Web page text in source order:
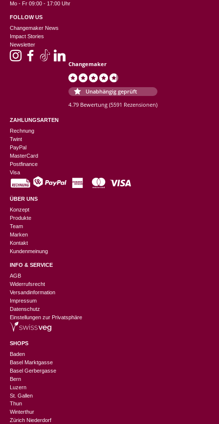
Mo - Fr 09:00 - 17:00 Uhr
FOLLOW US
Changemaker News
Impact Stories
Newsletter
Changemaker
Unabhängig geprüft
4.79 Bewertung (5591 Rezensionen)
ZAHLUNGSARTEN
Rechnung
Twint
PayPal
MasterCard
Postfinance
Visa
ÜBER UNS
Konzept
Produkte
Team
Marken
Kontakt
Kundenmeinung
INFO & SERVICE
AGB
Widerrufsrecht
Versandinformation
Impressum
Datenschutz
Einstellungen zur Privatsphäre
SHOPS
Baden
Basel Marktgasse
Basel Gerbergasse
Bern
Luzern
St. Gallen
Thun
Winterthur
Zürich Niederdorf